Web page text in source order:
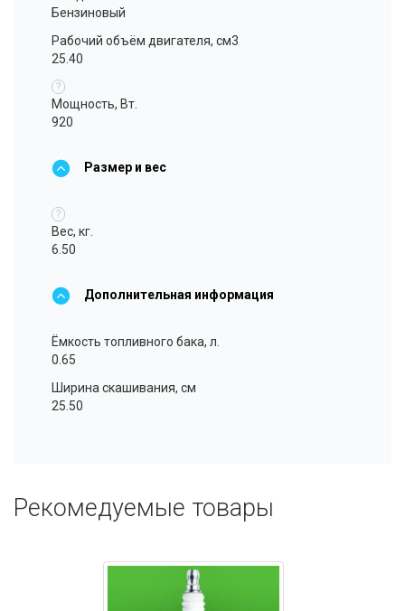
Бензиновый
Рабочий объём двигателя, см3
25.40
?
Мощность, Вт.
920
Размер и вес
?
Вес, кг.
6.50
Дополнительная информация
Ёмкость топливного бака, л.
0.65
Ширина скашивания, см
25.50
Рекомедуемые товары